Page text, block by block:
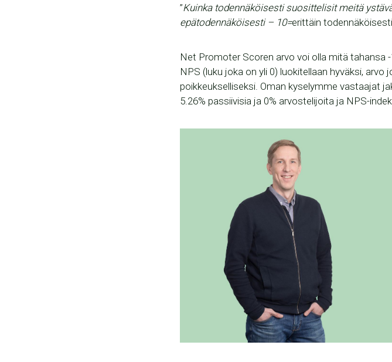
”Kuinka todennäköisesti suosittelisit meitä
epätodennäköisesti – 10=erittäin
Net Promoter Scoren arvo voi olla mitä tahansa
NPS (luku joka on yli 0) luokitellaan hyväksi,
poikkeukselliseksi. Oman kyselymme vastaajat
5.26% passiivisia ja 0% arvostelijoita ja NPS-